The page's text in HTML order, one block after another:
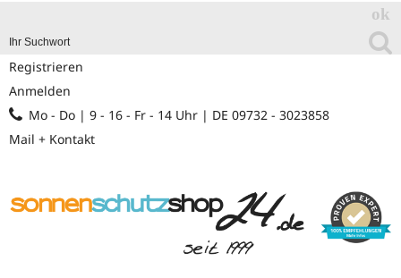
Registrieren
Anmelden
Mo - Do | 9 - 16 - Fr - 14 Uhr | DE 09732 - 3023858
Mail + Kontakt